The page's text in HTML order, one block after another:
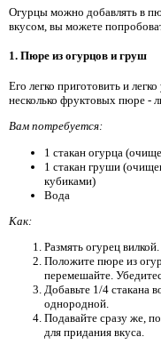
Огурцы можно добавлять в
вкусом, вы можете
1. Пюре из огурцов и груш
Его легко приготовить и
несколько фруктовых пюре -
Вам потребуется:
1 стакан огурца
1 стакан груши
кубиками)
Вода
Как:
Размять огурец вилкой.
Положите пюре из
перемешайте.
Добавьте 1/4 стакана
однородной.
Подавайте сразу же,
для придания вкуса.